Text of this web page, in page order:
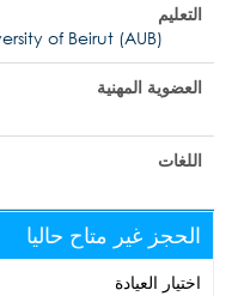
التعليم
of Beirut (AUB)
العضوية المهنية
اللغات
الحجز غير متاح حاليا
اختيار العيادة